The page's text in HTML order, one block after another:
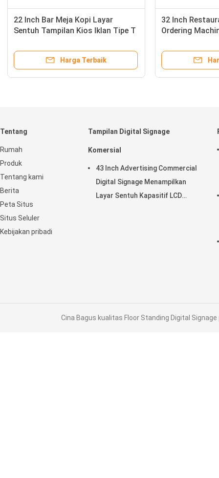
22 Inch Bar Meja Kopi Layar
Sentuh Tampilan Kios Iklan Tipe T
Harga Terbaik
32 Inch
Ordering
Tentang
Rumah
Produk
Tentang kami
Berita
Peta Situs
Situs Seluler
Kebijakan pribadi
Tampilan Digital Signage
Komersial
43 Inch Advertising Commercial
Digital Signage Menampilkan
Layar Sentuh Kapasitif LCD
Cina Bagus kualitas Floor Standing Digital